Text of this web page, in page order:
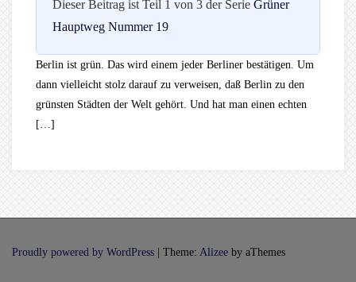
Dieser Beitrag ist Teil 1 von 3 der Serie Grüner
Hauptweg Nummer 19
Berlin ist grün. Das wird einem jeder Berliner bestätigen. Um
dann vielleicht stolz darauf zu verweisen, daß Berlin zu den
grünsten Städten der Welt gehört. Und hat man einen echten
[…]
Proudly powered by WordPress Theme: Alizee by aThemes